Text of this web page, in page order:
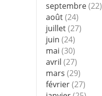
septembre(22)
août(24)
juillet(27)
juin(24)
mai(30)
avril(27)
mars(29)
février(27)